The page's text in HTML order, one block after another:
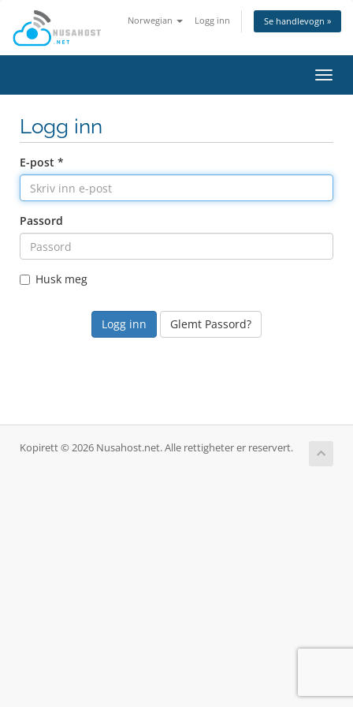
Norwegian Logg inn Se handlevogn »
Bytt
Logg inn
E-post *
Passord
Husk meg
Glemt Passord?
Kopirett © 2026 Nusahost.net. Alle rettigheter er reservert.